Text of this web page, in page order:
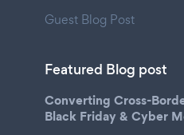
Guest Blog Post
Featured Blog post
Converting Cross-
Black Friday & Cyber